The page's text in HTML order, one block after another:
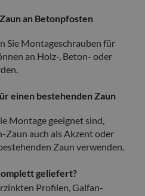
an Betonpfosten
Sie Montageschrauben für
an Holz-, Beton- oder
einen bestehenden Zaun
Montage geeignet sind,
Zaun auch als Akzent oder
Zaun verwenden.
geliefert?
Profilen, Galfan-